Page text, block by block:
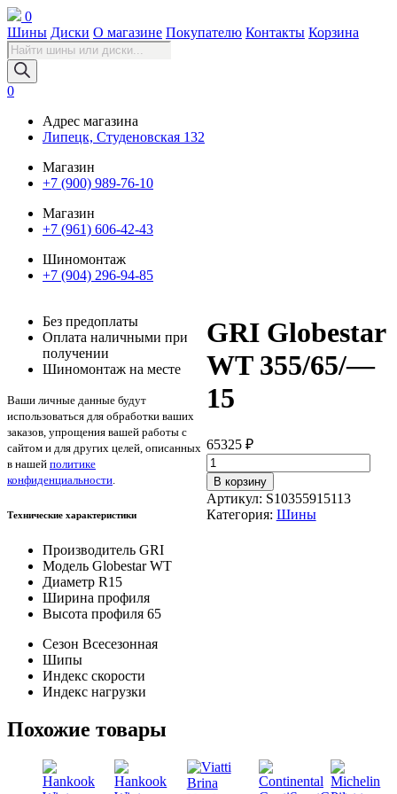
0
Шины Диски О магазине Покупателю Контакты Корзина
Поиск
товаров
0
Адрес магазина
Липецк, Студеновская 132
Магазин
+7 (900) 989-76-10
Магазин
+7 (961) 606-42-43
Шиномонтаж
+7 (904) 296-94-85
GRI Globestar
WT 355/65/—
15
65325 ₽
Количество
товара
GRI
Globestar
WT
В корзину
Артикул: S10355915113
Категория: Шины
Без предоплаты
Оплата наличными при
получении
Шиномонтаж на месте
Ваши личные данные будут
использоваться для обработки ваших
заказов, упрощения вашей работы с
сайтом и для других целей, описанных
в нашей политике
конфиденциальности.
Технические характеристики
Производитель GRI
Модель Globestar WT
Диаметр R15
Ширина профиля
Высота профиля 65
Сезон Всесезонная
Шипы
Индекс скорости
Индекс нагрузки
Похожие товары